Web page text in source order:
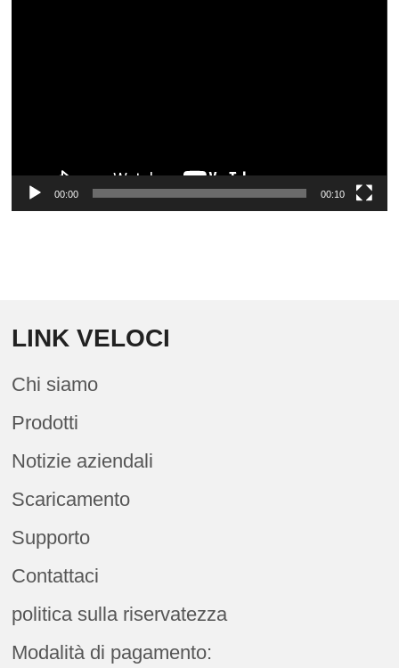
00:00 00:10
LINK VELOCI
Chi siamo
Prodotti
Notizie aziendali
Scaricamento
Supporto
Contattaci
politica sulla riservatezza
Modalità di pagamento: